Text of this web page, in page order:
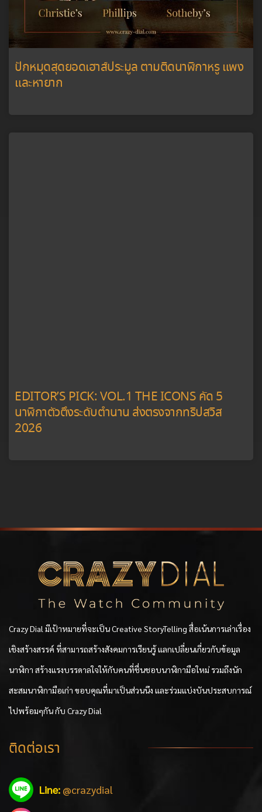
ปักหมุดสุดยอดเฮาส์ประมูล ตามติดนาฬิกาหรู แพง
และหายาก
EDITOR’S PICK: VOL.1 THE ICONS คัด 5
นาฬิกาตัวตึงระดับตำนาน ส่งตรงจากทริปสวิส
2026
Crazy Dial มีเป้าหมายที่จะเป็น Creative StoryTelling สื่อเน้นการเล่าเรื่อง
เชิงสร้างสรรค์ ที่สามารถสร้างสังคมการเรียนรู้ แลกเปลี่ยนเกี่ยวกับข้อมูล
นาฬิกา สร้างแรงบรรดาลใจให้กับคนที่ชื่นชอบนาฬิกามือใหม่ รวมถึงนัก
สะสมนาฬิกามือเก่า ขอบคุณที่มาเป็นส่วนนึง และร่วมแบ่งบันประสบการณ์
ไปพร้อมๆกัน กับ Crazy Dial
ติดต่อเรา
Line: @crazydial